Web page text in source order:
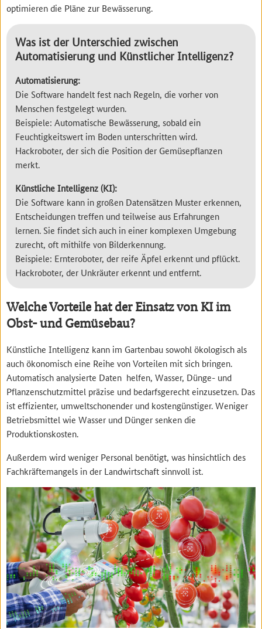
optimieren die Pläne zur Bewässerung.
Was ist der Unterschied zwischen
Automatisierung und Künstlicher Intelligenz?
Automatisierung:
Die Software handelt fest nach Regeln, die vorher von
Menschen festgelegt wurden.
Beispiele: Automatische Bewässerung, sobald ein
Feuchtigkeitswert im Boden unterschritten wird.
Hackroboter, der sich die Position der Gemüsepflanzen
merkt.
Künstliche Intelligenz (KI):
Die Software kann in großen Datensätzen Muster erkennen,
Entscheidungen treffen und teilweise aus Erfahrungen
lernen. Sie findet sich auch in einer komplexen Umgebung
zurecht, oft mithilfe von Bilderkennung.
Beispiele: Ernteroboter, der reife Äpfel erkennt und pflückt.
Hackroboter, der Unkräuter erkennt und entfernt.
Welche Vorteile hat der Einsatz von KI im
Obst- und Gemüsebau?
Künstliche Intelligenz kann im Gartenbau sowohl ökologisch als
auch ökonomisch eine Reihe von Vorteilen mit sich bringen.
Automatisch analysierte Daten helfen, Wasser, Dünge- und
Pflanzenschutzmittel präzise und bedarfsgerecht einzusetzen. Das
ist effizienter, umweltschonender und kostengünstiger. Weniger
Betriebsmittel wie Wasser und Dünger senken die
Produktionskosten.
Außerdem wird weniger Personal benötigt, was hinsichtlich des
Fachkräftemangels in der Landwirtschaft sinnvoll ist.